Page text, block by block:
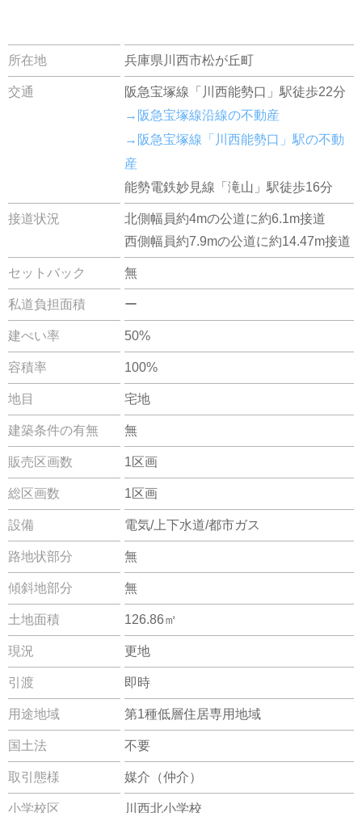
所在地 兵庫県川西市松が丘町
交通
阪急宝塚線「川西能勢口」駅徒歩22分
→阪急宝塚線沿線の不動産
→阪急宝塚線「川西能勢口」駅の不動
産
能勢電鉄妙見線「滝山」駅徒歩16分
接道状況
北側幅員約4mの公道に約6.1m接道
西側幅員約7.9mの公道に約14.47m接道
セットバック 無
私道負担面積 ー
建ぺい率 50%
容積率 100%
地目 宅地
建築条件の有無 無
販売区画数 1区画
総区画数 1区画
設備 電気/上下水道/都市ガス
路地状部分 無
傾斜地部分 無
土地面積 126.86㎡
現況 更地
引渡 即時
用途地域 第1種低層住居専用地域
国土法 不要
取引態様 媒介（仲介）
小学校区
川西北小学校